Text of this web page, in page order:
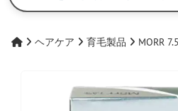
ヘアケア 育毛製品 MORR